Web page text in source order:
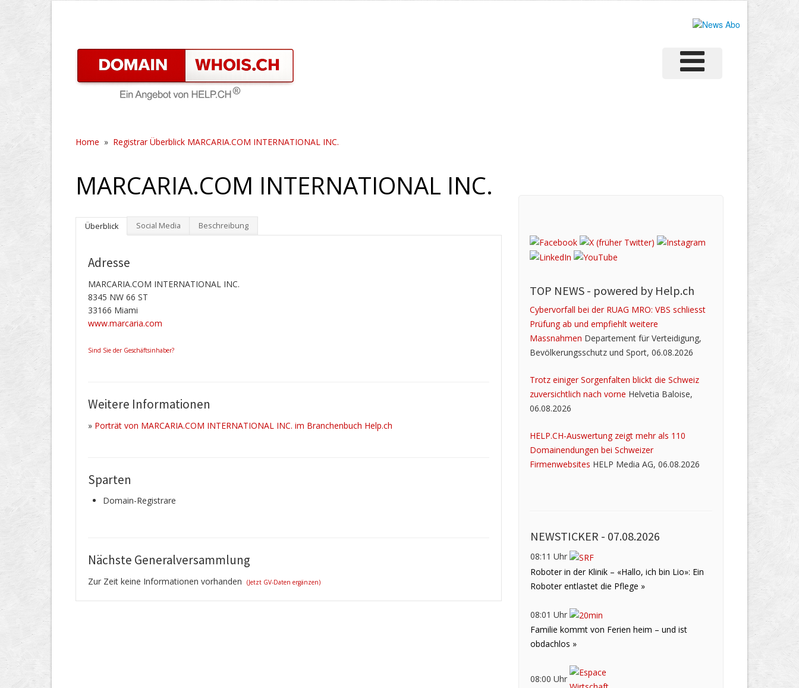
Home » Registrar Überblick MARCARIA.COM INTERNATIONAL INC.
MARCARIA.COM INTERNATIONAL INC.
Überblick Social Media Beschreibung
Adresse
MARCARIA.COM INTERNATIONAL INC.
8345 NW 66 ST
33166 Miami
www.marcaria.com
Sind Sie der Geschäftsinhaber?
Weitere Informationen
» Porträt von MARCARIA.COM INTERNATIONAL INC. im Branchenbuch Help.ch
Sparten
Domain-Registrare
Nächste Generalversammlung
Zur Zeit keine Informationen vorhanden (Jetzt GV-Daten ergänzen)
TOP NEWS - powered by Help.ch
Cybervorfall bei der RUAG MRO: VBS schliesst
Prüfung ab und empfiehlt weitere
Massnahmen Departement für Verteidigung,
Bevölkerungsschutz und Sport, 06.08.2026
Trotz einiger Sorgenfalten blickt die Schweiz
zuversichtlich nach vorne Helvetia Baloise,
06.08.2026
HELP.CH-Auswertung zeigt mehr als 110
Domainendungen bei Schweizer
Firmenwebsites HELP Media AG, 06.08.2026
NEWSTICKER - 07.08.2026
08:11 Uhr
Roboter in der Klinik – «Hallo, ich bin Lio»: Ein
Roboter entlastet die Pflege »
08:01 Uhr
Familie kommt von Ferien heim – und ist
obdachlos »
08:00 Uhr